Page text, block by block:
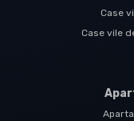
Case
Case vile